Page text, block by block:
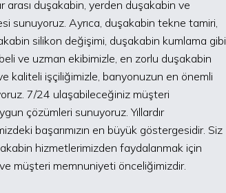
duşakabin, yerden duşakabin ve
sunuyoruz. Ayrıca, duşakabin tekne tamiri,
silikon değişimi, duşakabin kumlama gibi
ve uzman ekibimizle, en zorlu duşakabin
kaliteli işçiliğimizle, banyonuzun en önemli
7/24 ulaşabileceğiniz müşteri
çözümleri sunuyoruz. Yıllardır
başarımızın en büyük göstergesidir. Siz
hizmetlerimizden faydalanmak için
müşteri memnuniyeti önceliğimizdir.